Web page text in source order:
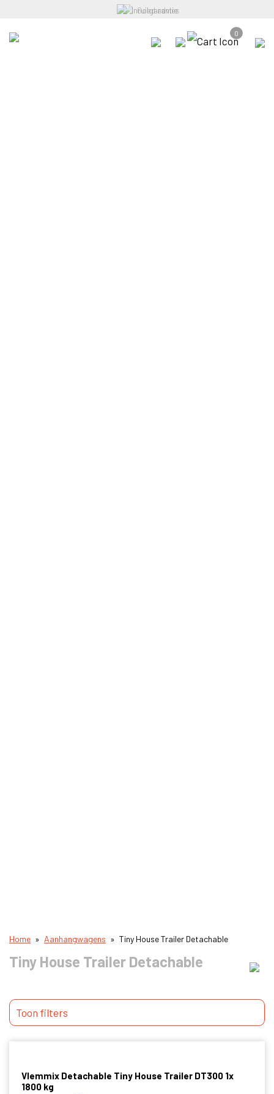
0
Inruilgarantie
Home » Aanhangwagens » Tiny House Trailer Detachable
Tiny House Trailer Detachable
Toon filters
Vlemmix Detachable Tiny House Trailer DT300 1x
1800 kg